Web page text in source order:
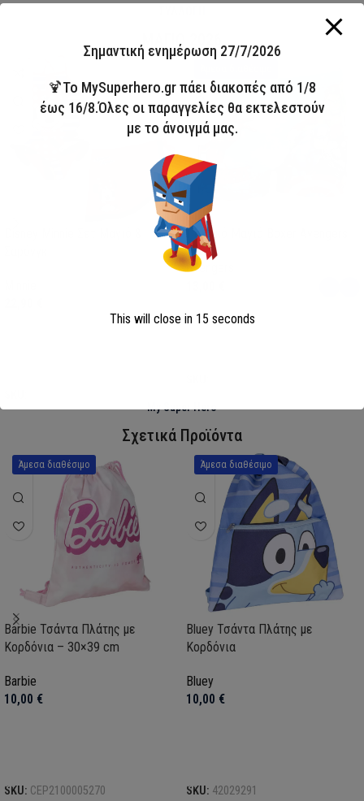
ΜΑΓΙΟ 2026
Παιδικό Μαγιό Boxer Avengers
Avengers
My Super Hero
Σχετικά Προϊόντα
Άμεσα διαθέσιμο
Barbie Τσάντα Πλάτης με
Κορδόνια – 30×39 cm
Barbie
10,00 €
SKU: CEP2100005270
Άμεσα διαθέσιμο
Bluey Τσάντα Πλάτης με
Κορδόνια
Bluey
10,00 €
SKU: 42029291
Σημαντική ενημέρωση 27/7/2026
🍹Το MySuperhero.gr πάει διακοπές από 1/8
έως 16/8.Όλες οι παραγγελίες θα εκτελεστούν
με το άνοιγμά μας.
This will close in 15 seconds